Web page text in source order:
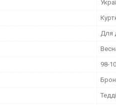
Для
98-
Тедді